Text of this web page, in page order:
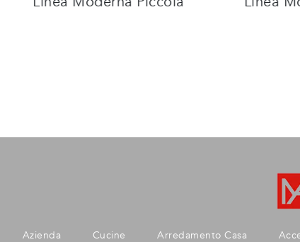
Azienda Cucine Arredamento Casa